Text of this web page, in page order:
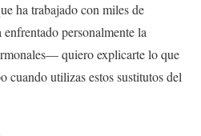
ha trabajado con miles de
personalmente la
quiero explicarte lo que
cuando utilizas estos sustitutos del